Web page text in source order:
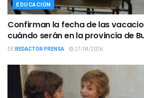
EDUCACIÓN
Confirman la fecha de las
cuándo serán en la provincia de
DEREDACTOR PRENSA 27/04/2026